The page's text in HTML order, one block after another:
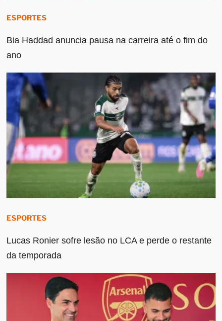
ESPORTES
Bia Haddad anuncia pausa na carreira até o fim do
ano
ESPORTES
Lucas Ronier sofre lesão no LCA e perde o restante
da temporada